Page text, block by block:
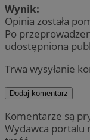
Wynik:
Opinia została
Po
udostępniona
Trwa wysyłanie
Dodaj komentarz
Komentarze są
Wydawca portalu